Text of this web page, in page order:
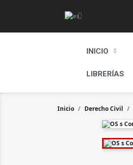
INICIO
LIBRERÍAS
Inicio Derecho Civil